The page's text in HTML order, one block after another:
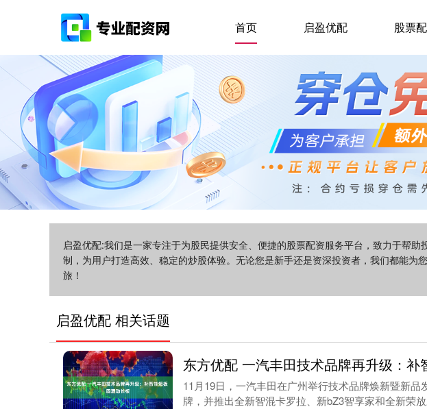
首页 启盈优配 股票
启盈优配:我们是一家专注于为股民提供安全、便捷的股票配资服务平台，致力于帮
制，为用户打造高效、稳定的炒股体验。无论您是新手还是资深投资者，我们都能
旅！
启盈优配 相关话题
东方优配 一汽丰田技术品牌再升级：补
11月19日，一汽丰田在广州举行技术品牌焕新暨新品
牌，并推出全新智混卡罗拉、新bZ3智享家和全新荣